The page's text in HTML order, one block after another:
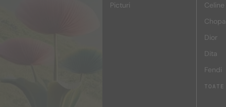
Picturi
Celine
Dior
Dita
Fendi